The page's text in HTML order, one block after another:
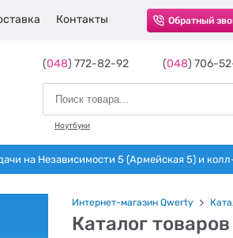
Контакты Обратный
(048) 772-82-92 (048) 706-
Ноутбуки
на Независимости 5 (Армейская 5) и
Интернет-магазин Qwerty
Каталог